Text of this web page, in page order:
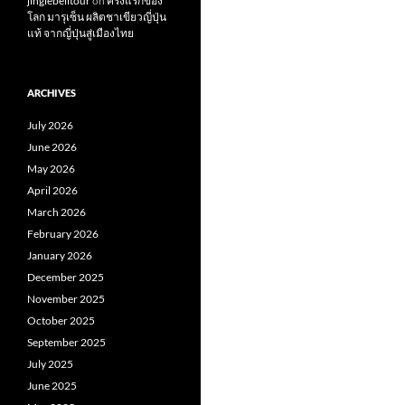
โลก มารุเซ็น ผลิตชาเขียวญี่ปุ่น
แท้ จากญี่ปุ่นสู่เมืองไทย
ARCHIVES
July 2026
June 2026
May 2026
April 2026
March 2026
February 2026
January 2026
December 2025
November 2025
October 2025
September 2025
July 2025
June 2025